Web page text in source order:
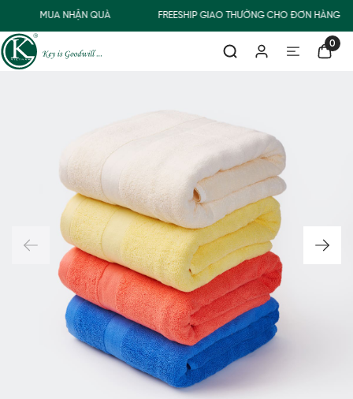
MUA NHẬN QUÀ FREESHIP GIAO THƯỜNG CHO ĐƠN HÀNG
0